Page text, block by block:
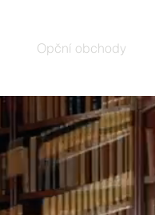
Opční obchody